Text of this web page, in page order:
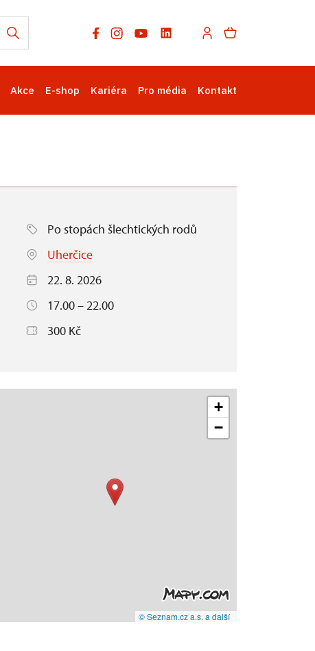
Akce E-shop Kariéra Pro média Kontakt
Po stopách šlechtických rodů
Uherčice
22. 8. 2026
17.00 – 22.00
300 Kč
+
−
© Seznam.cz a.s. a další